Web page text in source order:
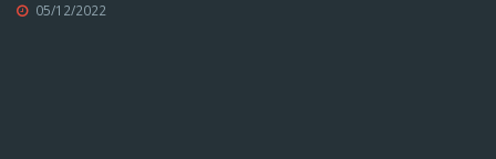
05/12/2022